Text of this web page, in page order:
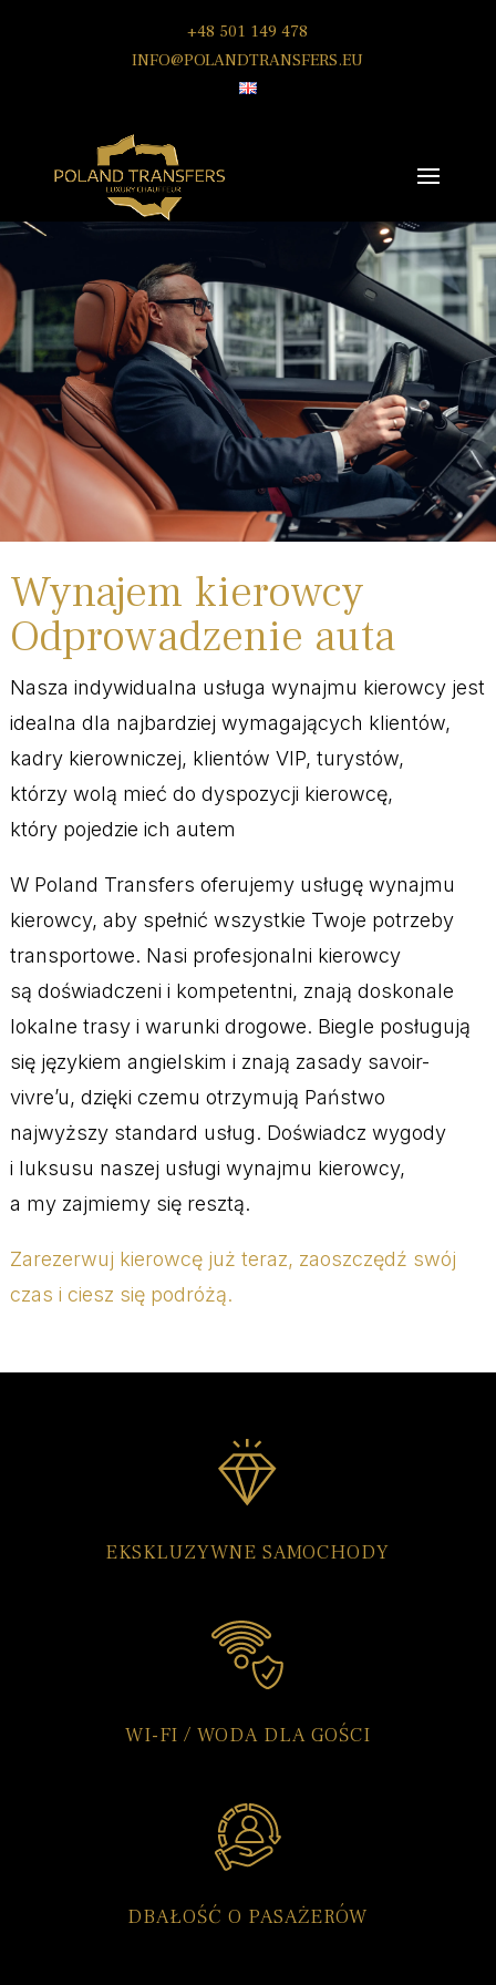
+48 501 149 478
INFO@POLANDTRANSFERS.EU
Wynajem kierowcy
Odprowadzenie auta
Nasza indywidualna usługa wynajmu kierowcy jest
idealna dla najbardziej wymagających klientów,
kadry kierowniczej, klientów VIP, turystów,
którzy wolą mieć do dyspozycji kierowcę,
który pojedzie ich autem
W Poland Transfers oferujemy usługę wynajmu
kierowcy, aby spełnić wszystkie Twoje potrzeby
transportowe. Nasi profesjonalni kierowcy
są doświadczeni i kompetentni, znają doskonale
lokalne trasy i warunki drogowe. Biegle posługują
się językiem angielskim i znają zasady savoir-
vivre’u, dzięki czemu otrzymują Państwo
najwyższy standard usług. Doświadcz wygody
i luksusu naszej usługi wynajmu kierowcy,
a my zajmiemy się resztą.
Zarezerwuj kierowcę już teraz, zaoszczędź swój
czas i ciesz się podróżą.
EKSKLUZYWNE SAMOCHODY
WI-FI / WODA DLA GOŚCI
DBAŁOŚĆ O PASAŻERÓW